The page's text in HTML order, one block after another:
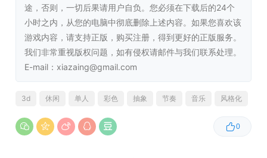
Radeon FX-8120 3.1GHz
内存:4 GB RAM
显卡:NVIDIA GeForce GTX 750 Ti / AMD
Radeon HD 6950
DIRECTX 版本:11
附注事项:
游戏默认使用 Vulkan 渲染引擎，你
推荐配置:
途，否则，一切后果请用户自负。您必须在下载后的24个
小时之内，从您的电脑中彻底删除上述内容。如果您喜欢该
游戏内容，请支持正版，购买注册，得到更好的正版服务。
我们非常重视版权问题，如有侵权请邮件与我们联系处理。
E-mail：xiazaing@gmail.com
0
3d 休闲 单人 彩色 抽象 节奏 音乐 风格化